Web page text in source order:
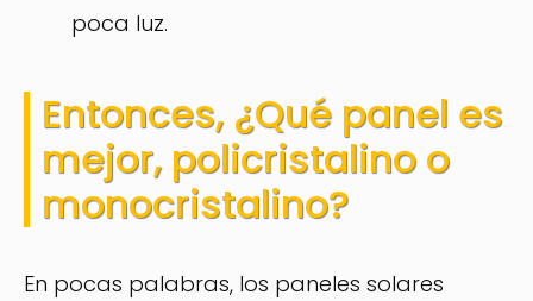
poca luz.
Entonces, ¿Qué panel es
mejor, policristalino o
monocristalino?
En pocas palabras, los paneles solares